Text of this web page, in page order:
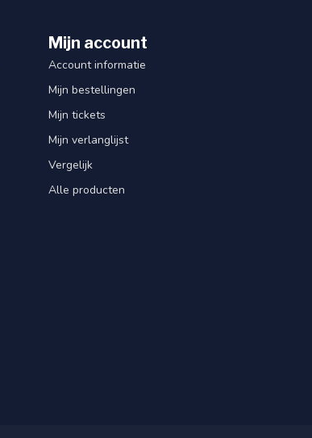
Mijn account
Account informatie
Mijn bestellingen
Mijn tickets
Mijn verlanglijst
Vergelijk
Alle producten